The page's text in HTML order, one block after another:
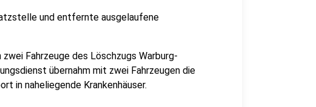
und entfernte ausgelaufene
Fahrzeuge des Löschzugs Warburg-
übernahm mit zwei Fahrzeugen die
in naheliegende Krankenhäuser.